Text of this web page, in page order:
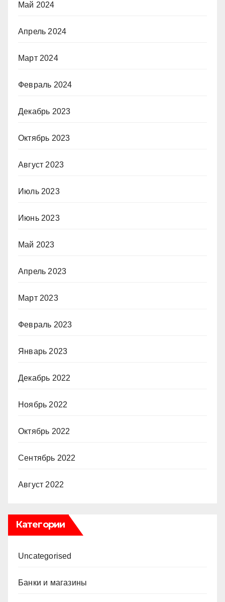
Май 2024
Апрель 2024
Март 2024
Февраль 2024
Декабрь 2023
Октябрь 2023
Август 2023
Июль 2023
Июнь 2023
Май 2023
Апрель 2023
Март 2023
Февраль 2023
Январь 2023
Декабрь 2022
Ноябрь 2022
Октябрь 2022
Сентябрь 2022
Август 2022
Категории
Uncategorised
Банки и магазины